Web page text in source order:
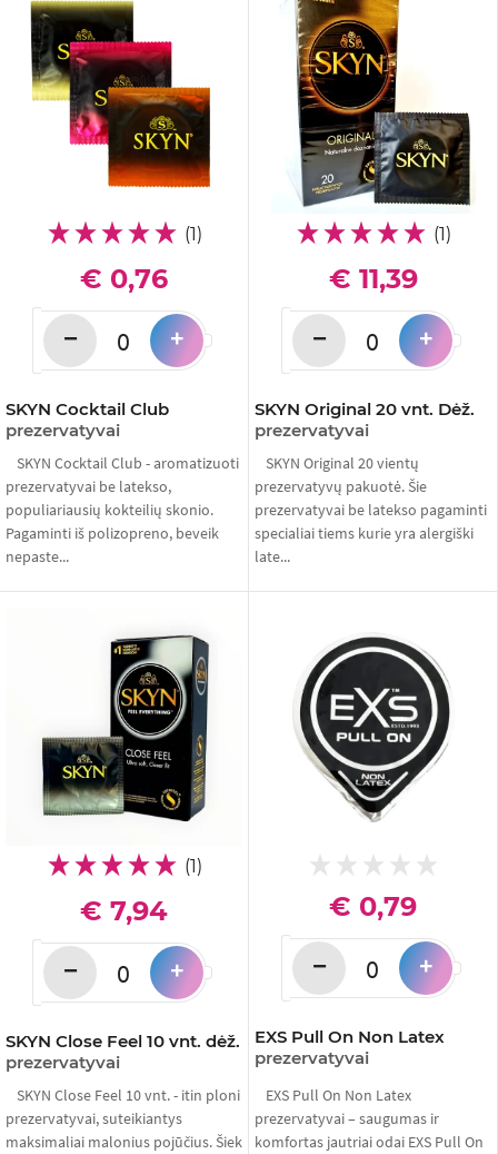
(1)
SKYN Cocktail Club
prezervatyvai
€ 0,76
− +
SKYN Cocktail Club - aromatizuoti
prezervatyvai be latekso,
populiariausių kokteilių skonio.
Pagaminti iš polizopreno, beveik
nepaste...
(1)
SKYN Original 20 vnt. Dėž.
prezervatyvai
€ 11,39
− +
SKYN Original 20 vientų
prezervatyvų pakuotė. Šie
prezervatyvai be latekso pagaminti
specialiai tiems kurie yra alergiški
late...
(1)
SKYN Close Feel 10 vnt. dėž.
prezervatyvai
€ 7,94
− +
SKYN Close Feel 10 vnt. - itin ploni
prezervatyvai, suteikiantys
maksimaliai malonius pojūčius. Šiek
EXS Pull On Non Latex
prezervatyvai
€ 0,79
− +
EXS Pull On Non Latex
prezervatyvai – saugumas ir
komfortas jautriai odai EXS Pull On